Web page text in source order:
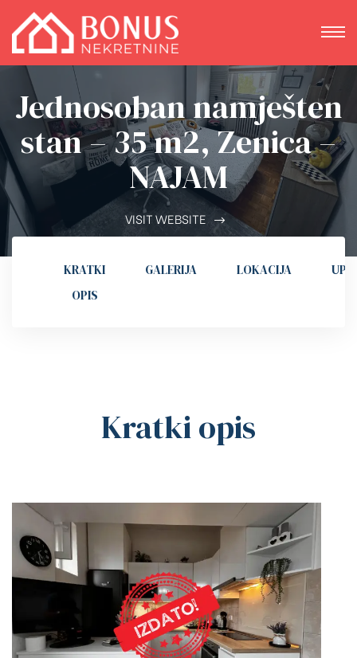
Jednosoban namješten
stan – 35 m2, Zenica –
NAJAM
VISIT WEBSITE
KRATKI
OPIS
GALERIJA LOKACIJA UPIT
Kratki opis